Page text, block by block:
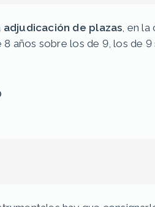
adjudicación de plazas, en la
años sobre los de 9, los de